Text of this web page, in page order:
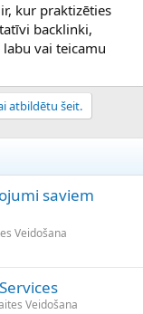
kur praktizēties
backlinki,
vai teicamu
atbildētu šeit.
saviem
Veidošana
Veidošana